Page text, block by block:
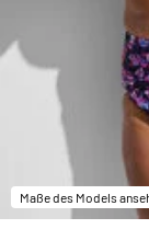
Maße des Models